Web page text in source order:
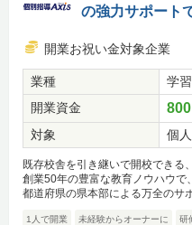
の強力サポート
開業お祝い金対象企業
業種
学
開業資金
対象 個
既存校舎を引き継いで開校できる
創業50年の豊富な教育ノウハウで
都道府県の県本部による万全のサ
1人で開業 未経験からオーナーに 研